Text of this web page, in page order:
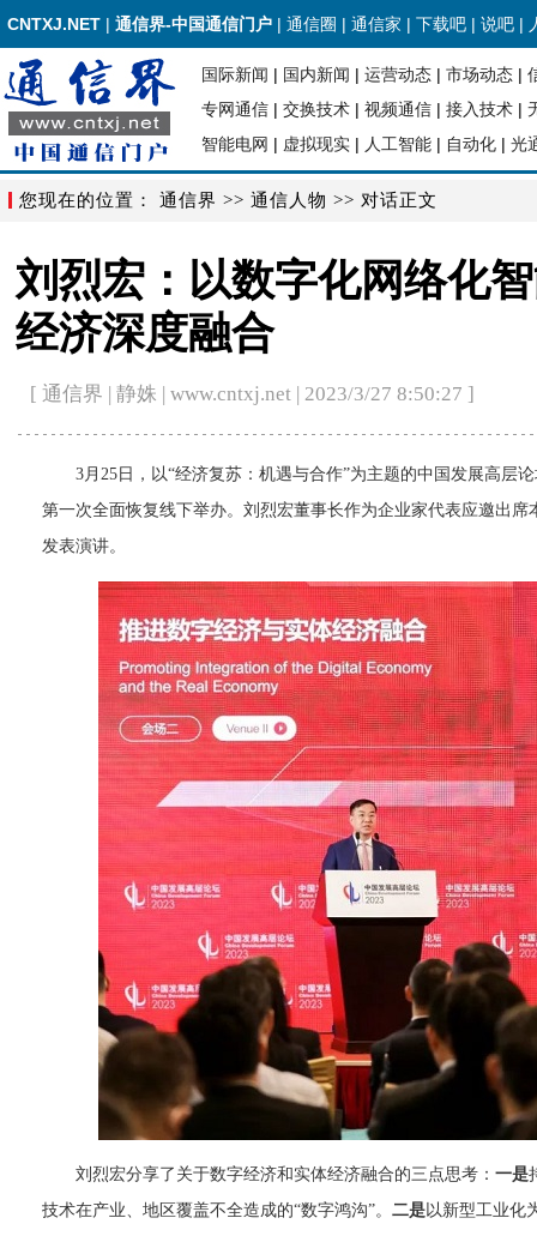
CNTXJ.NET | 通信界-中国通信门户 | 通信圈 | 通信家 | 下载吧 | 说吧 |
国际新闻 | 国内新闻 | 运营动态 | 市场动态 |
专网通信 | 交换技术 | 视频通信 | 接入技术 |
智能电网 | 虚拟现实 | 人工智能 | 自动化 | 光
您现在的位置： 通信界 >> 通信人物 >> 对话正文
刘烈宏：以数字化网络化
经济深度融合
[ 通信界 | 静姝 | www.cntxj.net | 2023/3/27 8:50:27 ]
3月25日，以“经济复苏：机遇与合作”为主题的中国发展高层
第一次全面恢复线下举办。刘烈宏董事长作为企业家代表应邀出
发表演讲。
刘烈宏分享了关于数字经济和实体经济融合的三点思考： 一是
技术在产业、地区覆盖不全造成的“数字鸿沟”。 二是以新型工业化